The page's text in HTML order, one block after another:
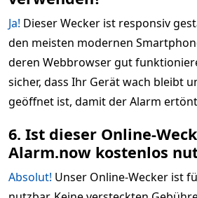
Ja! Dieser Wecker ist responsiv
den meisten modernen
deren Webbrowser gut
sicher, dass Ihr Gerät wach bleibt
geöffnet ist, damit der Alarm
6. Ist dieser Online-
Alarm.now kostenlos
Absolut! Unser Online-Wecker ist